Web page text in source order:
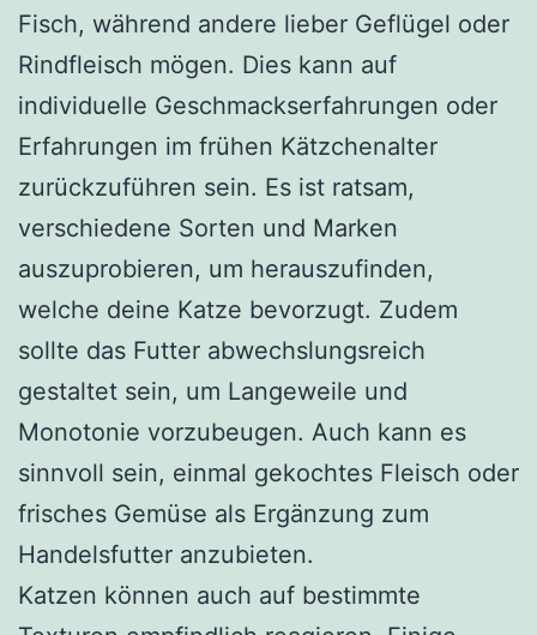
Fisch, während andere lieber Geflügel oder
Rindfleisch mögen. Dies kann auf
individuelle Geschmackserfahrungen oder
Erfahrungen im frühen Kätzchenalter
zurückzuführen sein. Es ist ratsam,
verschiedene Sorten und Marken
auszuprobieren, um herauszufinden,
welche deine Katze bevorzugt. Zudem
sollte das Futter abwechslungsreich
gestaltet sein, um Langeweile und
Monotonie vorzubeugen. Auch kann es
sinnvoll sein, einmal gekochtes Fleisch oder
frisches Gemüse als Ergänzung zum
Handelsfutter anzubieten.
Katzen können auch auf bestimmte